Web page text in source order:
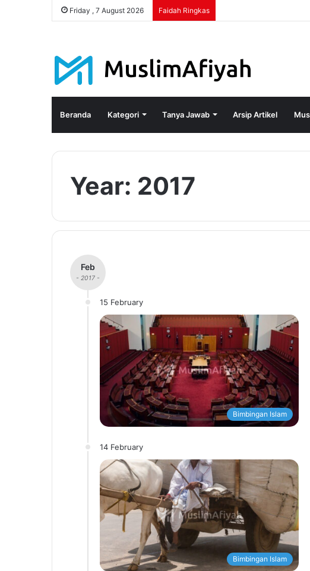
Friday , 7 August 2026 Faidah Ringkas
Beranda Kategori Tanya Jawab Arsip Artikel
Year: 2017
Feb
- 2017 -
15 February
Bimbingan Islam
14 February
Bimbingan Islam